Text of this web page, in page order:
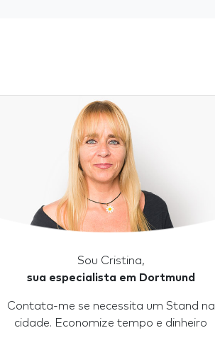
Sou Cristina,
sua especialista em Dortmund
Contata-me se necessita um Stand na
cidade. Economize tempo e dinheiro